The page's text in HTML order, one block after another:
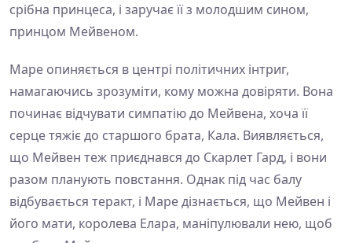
срібна принцеса, і заручає її з молодшим сином,
принцом Мейвеном.
Маре опиняється в центрі політичних інтриг,
намагаючись зрозуміти, кому можна довіряти. Вона
починає відчувати симпатію до Мейвена, хоча її
серце тяжіє до старшого брата, Кала. Виявляється,
що Мейвен теж приєднався до Скарлет Гард, і вони
разом планують повстання. Однак під час балу
відбувається теракт, і Маре дізнається, що Мейвен і
його мати, королева Елара, маніпулювали нею, щоб